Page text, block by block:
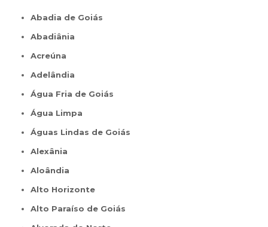
Abadia de Goiás
Abadiânia
Acreúna
Adelândia
Água Fria de Goiás
Água Limpa
Águas Lindas de Goiás
Alexânia
Aloândia
Alto Horizonte
Alto Paraíso de Goiás